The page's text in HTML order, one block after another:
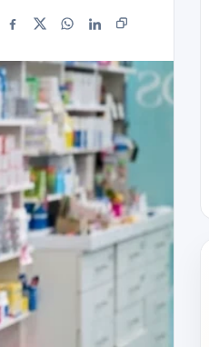
Facebook
X WhatsApp
LinkedInBağlantıyı kopyala